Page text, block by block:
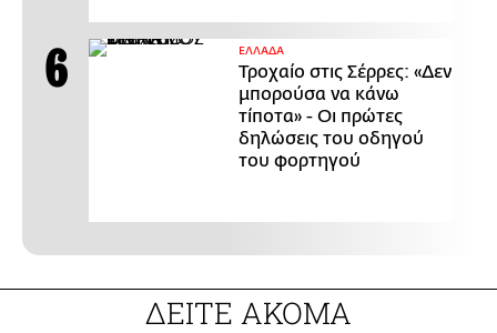
ΕΛΛΑΔΑ
Τροχαίο στις Σέρρες: «Δεν
μπορούσα να κάνω
τίποτα» - Οι πρώτες
δηλώσεις του οδηγού
του φορτηγού
ΔΕΙΤΕ ΑΚΟΜΑ